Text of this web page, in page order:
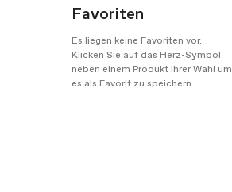
Favoriten
Es liegen keine Favoriten vor.
Klicken Sie auf das Herz-Symbol
neben einem Produkt Ihrer Wahl um
es als Favorit zu speichern.